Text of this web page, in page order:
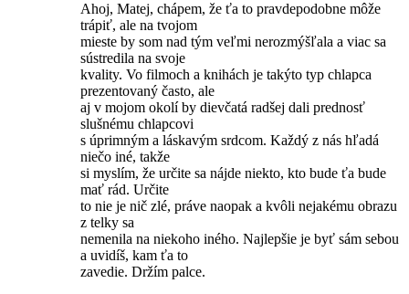
Ahoj, Matej, chápem, že ťa to pravdepodobne môže
trápiť, ale na tvojom
mieste by som nad tým veľmi nerozmýšľala a viac sa
sústredila na svoje
kvality. Vo filmoch a knihách je takýto typ chlapca
prezentovaný často, ale
aj v mojom okolí by dievčatá radšej dali prednosť
slušnému chlapcovi
s úprimným a láskavým srdcom. Každý z nás hľadá
niečo iné, takže
si myslím, že určite sa nájde niekto, kto bude ťa bude
mať rád. Určite
to nie je nič zlé, práve naopak a kvôli nejakému obrazu
z telky sa
nemenila na niekoho iného. Najlepšie je byť sám sebou
a uvidíš, kam ťa to
zavedie. Držím palce.